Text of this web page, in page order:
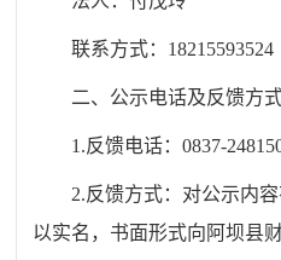
联系方式： 18215593524
二、公示电话及反馈方
1.反馈电话：0837-
2.反馈方式：对公示内
以实名，书面形式向阿坝县